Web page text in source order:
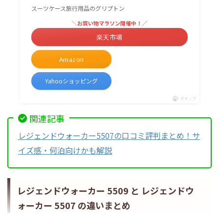
スーツケース旅行用品のグリプトン
Amazon
＼お買い物マラソン開催中！／
楽天市場
Yahooショッピング
ポチップ
関連記事
レジェンドウォーカー5507の口コミ評判まとめ！サ
イズ感・何泊向けかも解説
レジェンドウォーカー 5509 と レジェンドウ
ォーカー 5507 の違いまとめ